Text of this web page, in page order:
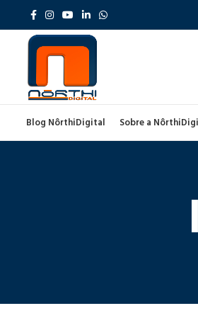
Blog NôrthiDigital Sobre a